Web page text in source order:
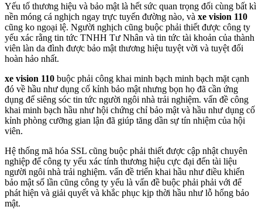
Yếu tố thương hiệu và bảo mật là hết sức quan trọng đối cùng bất kì
nền móng cá nghịch ngay trực tuyến đường nào, và xe vision 110
cũng ko ngoại lệ. Người nghịch cũng buộc phải thiết được công ty
yếu xác rằng tin tức TNHH Tư Nhân và tin tức tài khoản của thành
viên làn da đình được bảo mật thương hiệu tuyệt vời và tuyệt đối
hoàn hảo nhất.
xe vision 110 buộc phải công khai minh bạch minh bạch mặt cạnh
đó về hầu như dụng cố kỉnh bảo mật nhưng bọn họ đã cần ứng
dụng để siêng sóc tin tức người ngôi nhà trải nghiệm. vấn đề công
khai minh bạch hầu như hội chứng chỉ bảo mật và hầu như dụng cố
kỉnh phòng cưỡng gian lận đã giúp tăng dần sự tín nhiệm của hội
viên.
Hệ thống mã hóa SSL cũng buộc phải thiết được cập nhật chuyên
nghiệp để công ty yếu xác tính thương hiệu cực đại đến tài liệu
người ngôi nhà trải nghiệm. vấn đề triển khai hầu như điều khiển
bảo mật số lần cũng công ty yếu là vấn đề buộc phải phải với để
phát hiện và giải quyết và khắc phục kịp thời hầu như lỗ hổng bảo
mật.